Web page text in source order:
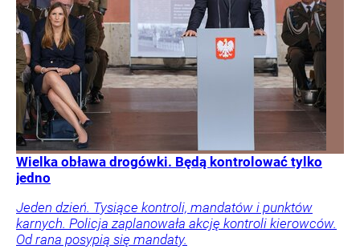
Wielka obława drogówki. Będą kontrolować tylko
jedno
Jeden dzień. Tysiące kontroli, mandatów i punktów
karnych. Policja zaplanowała akcję kontroli kierowców.
Od rana posypią się mandaty.